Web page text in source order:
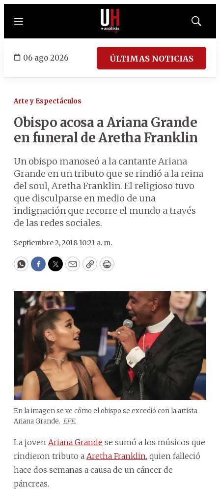
Menú
Mostrar
06 ago 2026 ÚLTIMAS NOTICIAS
Arte y Espectáculos
Obispo acosa a Ariana Grande
en funeral de Aretha Franklin
Un obispo manoseó a la cantante Ariana
Grande en un tributo que se rindió a la reina
del soul, Aretha Franklin. El religioso tuvo
que disculparse en medio de una
indignación que recorre el mundo a través
de las redes sociales.
Septiembre 2, 2018 10:21 a. m.
WhatsApp
Facebook
Twitter
EmailCopyPrint
En la imagen se ve cómo el obispo se excedió con la artista
Ariana Grande. EFE.
La joven Ariana Grande se sumó a los músicos que
rindieron tributo a Aretha Franklin, quien falleció
hace dos semanas a causa de un cáncer de
páncreas.